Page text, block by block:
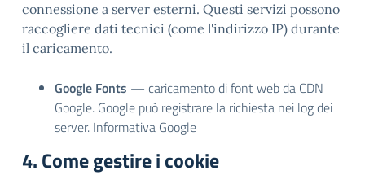
connessione a server esterni. Questi servizi possono
raccogliere dati tecnici (come l'indirizzo IP) durante
il caricamento.
Google Fonts — caricamento di font web da CDN
Google. Google può registrare la richiesta nei log dei
server. Informativa Google
4. Come gestire i cookie